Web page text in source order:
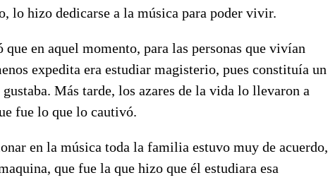
lo hizo dedicarse a la música para poder vivir.
que en aquel momento, para las personas que vivían
expedita era estudiar magisterio, pues constituía un
Más tarde, los azares de la vida lo llevaron a
fue lo que lo cautivó.
en la música toda la familia estuvo muy de acuerdo,
que fue la que hizo que él estudiara esa